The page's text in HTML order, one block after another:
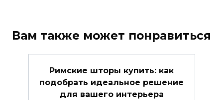
Вам также может понравиться
Римские шторы купить: как
подобрать идеальное решение
для вашего интерьера